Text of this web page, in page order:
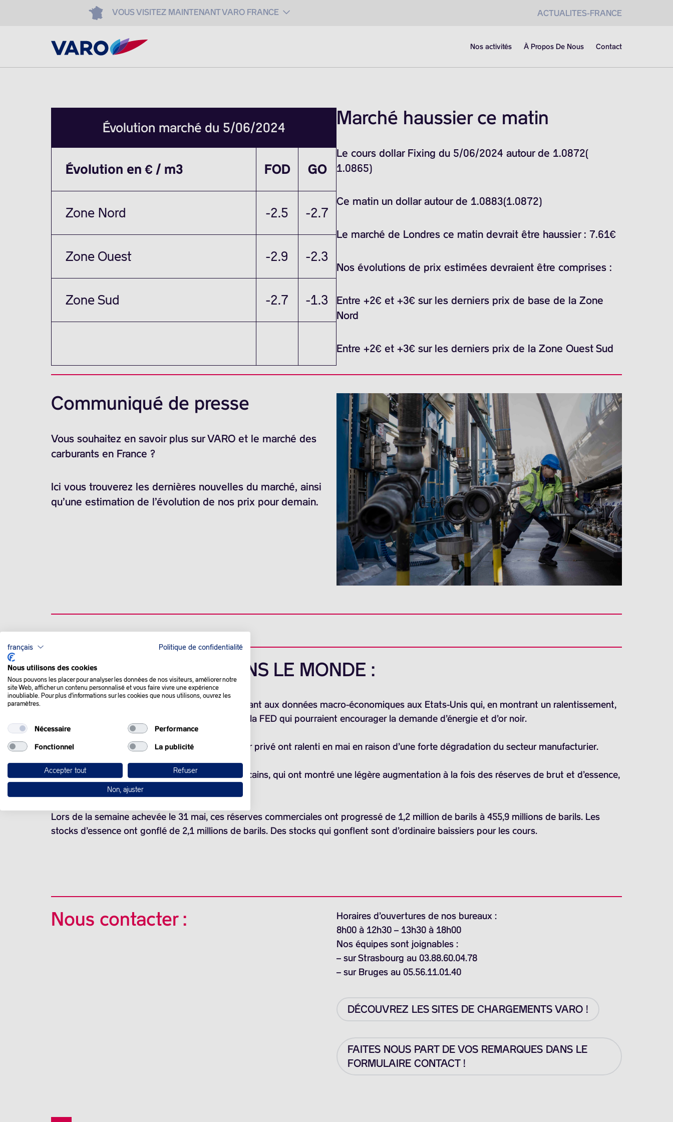
VOUS VISITEZ MAINTENANT VARO FRANCE ACTUALITES-FRANCE
Nos activités À Propos De Nous Contact
Évolution marché du 5/06/2024
Évolution en € / m3 FOD GO
Zone Nord -2.5 -2.7
Zone Ouest -2.9 -2.3
Zone Sud -2.7 -1.3
Marché haussier ce matin
Le cours dollar Fixing du 5/06/2024 autour de 1.0872(
1.0865)
Ce matin un dollar autour de 1.0883(1.0872)
Le marché de Londres ce matin devrait être haussier : 7.61€
Nos évolutions de prix estimées devraient être comprises :
Entre +2€ et +3€ sur les derniers prix de base de la Zone
Nord
Entre +2€ et +3€ sur les derniers prix de la Zone Ouest Sud
Communiqué de presse
Vous souhaitez en savoir plus sur VARO et le marché des
carburants en France ?
Ici vous trouverez les dernières nouvelles du marché, ainsi
qu’une estimation de l’évolution de nos prix pour demain.
QUE SE PASSE-T-IL DANS LE MONDE :
Les prix du pétrole ont grimpé mercredi réagissant aux données macro-économiques aux Etats-Unis qui, en montrant un ralentissement,
renouvellent les espoirs de baisses des taux de la FED qui pourraient encourager la demande d’énergie et d’or noir.
Aux USA, les créations d’emplois dans le secteur privé ont ralenti en mai en raison d’une forte dégradation du secteur manufacturier.
L’état des stocks pétroliers commerciaux américains, qui ont montré une légère augmentation à la fois des réserves de brut et d’essence,
ont peu influencé les cours de l’or noir.
Lors de la semaine achevée le 31 mai, ces réserves commerciales ont progressé de 1,2 million de barils à 455,9 millions de barils. Les
stocks d’essence ont gonflé de 2,1 millions de barils. Des stocks qui gonflent sont d’ordinaire baissiers pour les cours.
Nous contacter :
Horaires d’ouvertures de nos bureaux :
8h00 à 12h30 – 13h30 à 18h00
Nos équipes sont joignables :
– sur Strasbourg au 03.88.60.04.78
– sur Bruges au 05.56.11.01.40
DÉCOUVREZ LES SITES DE CHARGEMENTS VARO !
FAITES NOUS PART DE VOS REMARQUES DANS LE
FORMULAIRE CONTACT !
français Politique de confidentialité
Nous utilisons des cookies
Nous pouvons les placer pour analyser les données de nos visiteurs, améliorer notre
site Web, afficher un contenu personnalisé et vous faire vivre une expérience
inoubliable. Pour plus d'informations sur les cookies que nous utilisons, ouvrez les
paramètres.
Nécessaire Performance
Fonctionnel La publicité
Accepter tout Refuser
Non, ajuster